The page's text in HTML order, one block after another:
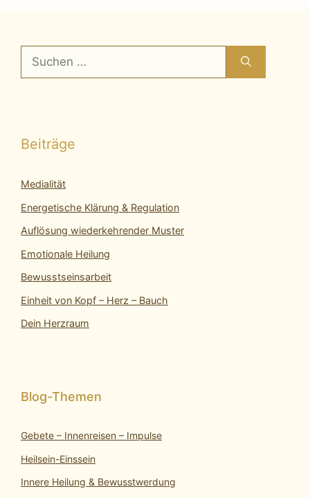
Suchen
nach:
Beiträge
Medialität
Energetische Klärung & Regulation
Auflösung wiederkehrender Muster
Emotionale Heilung
Bewusstseinsarbeit
Einheit von Kopf – Herz – Bauch
Dein Herzraum
Gebete – Innenreisen – Impulse
Heilsein-Einssein
Innere Heilung & Bewusstwerdung